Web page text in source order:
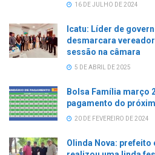
16 DE JULHO DE 2024
Icatu: Líder de
desmarcara
sessão na câmara
5 DE ABRIL DE 2025
Bolsa Família março
pagamento do
20 DE FEVEREIRO DE 2024
Olinda Nova: